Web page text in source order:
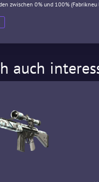
zwischen 0% und 100% (Fabrikneu
auch